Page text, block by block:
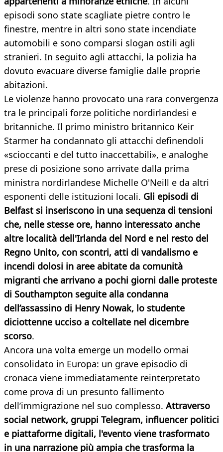
episodi sono state scagliate pietre contro le
finestre, mentre in altri sono state incendiate
automobili e sono comparsi slogan ostili agli
stranieri. In seguito agli attacchi, la polizia ha
dovuto evacuare diverse famiglie dalle proprie
abitazioni.
Le violenze hanno provocato una rara convergenza
tra le principali forze politiche nordirlandesi e
britanniche. Il primo ministro britannico Keir
Starmer ha condannato gli attacchi definendoli
«scioccanti e del tutto inaccettabili», e analoghe
prese di posizione sono arrivate dalla prima
ministra nordirlandese Michelle O'Neill e da altri
esponenti delle istituzioni locali. Gli episodi di
Belfast si inseriscono in una sequenza di tensioni
che, nelle stesse ore, hanno interessato anche
altre località dell'Irlanda del Nord e nel resto del
Regno Unito, con scontri, atti di vandalismo e
incendi dolosi in aree abitate da comunità
migranti che arrivano a pochi giorni dalle proteste
di Southampton seguite alla condanna
dell’assassino di Henry Nowak, lo studente
diciottenne ucciso a coltellate nel dicembre
scorso.
Ancora una volta emerge un modello ormai
consolidato in Europa: un grave episodio di
cronaca viene immediatamente reinterpretato
come prova di un presunto fallimento
dell’immigrazione nel suo complesso. Attraverso
social network, gruppi Telegram, influencer politici
e piattaforme digitali, l'evento viene trasformato
in una narrazione più ampia che trasforma la